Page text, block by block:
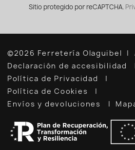
Sitio protegido por reCAPTCHA.
©2026 Ferretería Olaguibel
Declaración de accesibilidad
Política de Privacidad
Política de Cookies
Envíos y devoluciones